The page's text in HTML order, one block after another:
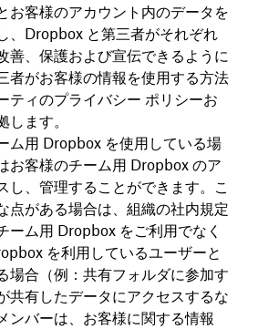
お客様のアカウント内のデータを
、Dropbox と第三者がそれぞれ
善、保護および宣伝できるように
者がお客様の情報を使用する方法
ティのプライバシー ポリシーお
します。
ム用 Dropbox を使用している場
お客様のチーム用 Dropbox のア
し、管理することができます。こ
点がある場合は、組織の社内規定
ーム用 Dropbox をご利用でなく
を利用しているユーザーと
場合（例：共有フォルダに参加す
共有したデータにアクセスするな
ンバーは、お客様に関する情報